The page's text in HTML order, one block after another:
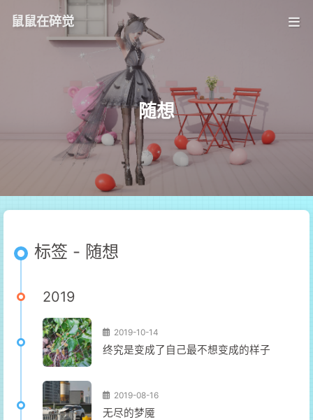
鼠鼠在碎觉
随想
标签 - 随想
2019
2019-10-14
终究是变成了自己最不想变成的样子
2019-08-16
无尽的梦魇